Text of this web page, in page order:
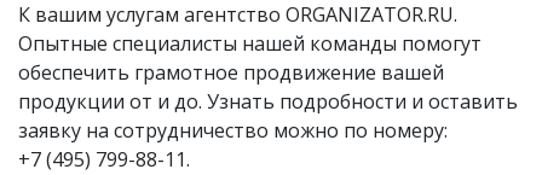
К вашим услугам агентство ORGANIZATOR.RU.
Опытные специалисты нашей команды помогут
обеспечить грамотное продвижение вашей
продукции от и до. Узнать подробности и оставить
заявку на сотрудничество можно по номеру:
+7 (495) 799-88-11.